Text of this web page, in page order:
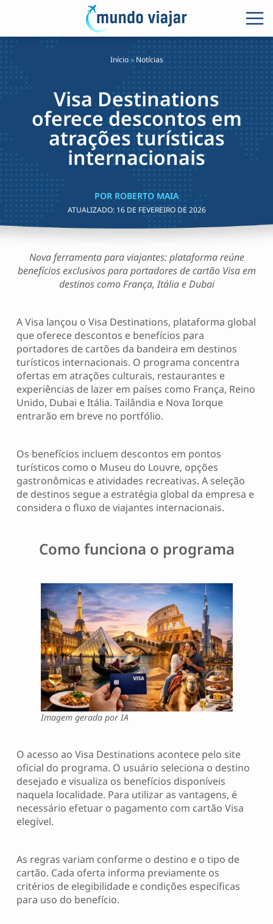
Início» Notícias
Visa Destinations
oferece descontos em
atrações turísticas
internacionais
POR ROBERTO MAIA
ATUALIZADO: 16 DE FEVEREIRO DE 2026
Nova ferramenta para viajantes: plataforma reúne
benefícios exclusivos para portadores de cartão Visa em
destinos como França, Itália e Dubai
A Visa lançou o Visa Destinations, plataforma global
que oferece descontos e benefícios para
portadores de cartões da bandeira em destinos
turísticos internacionais. O programa concentra
ofertas em atrações culturais, restaurantes e
experiências de lazer em países como França, Reino
Unido, Dubai e Itália. Tailândia e Nova Iorque
entrarão em breve no portfólio.
Os benefícios incluem descontos em pontos
turísticos como o Museu do Louvre, opções
gastronômicas e atividades recreativas. A seleção
de destinos segue a estratégia global da empresa e
considera o fluxo de viajantes internacionais.
Como funciona o programa
Imagem gerada por IA
O acesso ao Visa Destinations acontece pelo site
oficial do programa. O usuário seleciona o destino
desejado e visualiza os benefícios disponíveis
naquela localidade. Para utilizar as vantagens, é
necessário efetuar o pagamento com cartão Visa
elegível.
As regras variam conforme o destino e o tipo de
cartão. Cada oferta informa previamente os
critérios de elegibilidade e condições específicas
para uso do benefício.